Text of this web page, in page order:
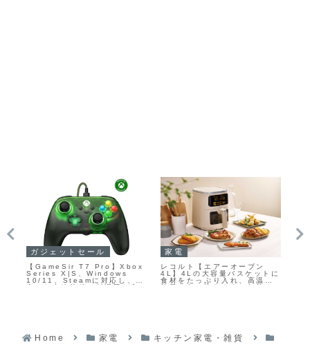
ガジェットセール
【GameSir T7 Pro】Xbox
Series X|S、Windows
10/11、Steamに対応し、安
定した有線接続と低遅延な入
家電
レコルト【エアーオーブン
4L】4Lの大容量バスケットに
食材をたっぷり入れ、高温の
熱風で包み込むように加熱す
Home 家電
キッチン家電・雑貨